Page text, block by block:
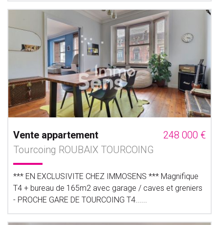
Vente appartement
248 000 €
Tourcoing ROUBAIX TOURCOING
*** EN EXCLUSIVITE CHEZ IMMOSENS *** Magnifique
T4 + bureau de 165m2 avec garage / caves et greniers
- PROCHE GARE DE TOURCOING T4......